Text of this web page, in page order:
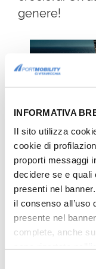
INFORMATIVA
Il sito utilizza
cookie di
proporti messaggi
decidere se e
presenti nel
il consenso all’uso
presente nel
complete, anche
genere!
Symphony of the
3°
Allaterza